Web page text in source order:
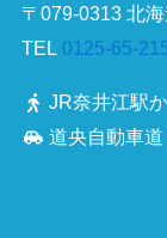
〒079-0313 北
TEL 0125-65-
JR奈井江駅
道央自動車